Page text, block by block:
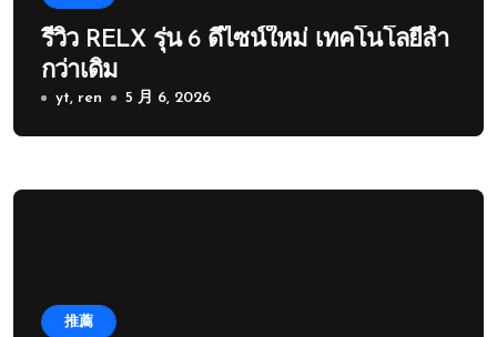
รีวิว RELX รุ่น 6 ดีไซน์ใหม่ เทคโนโลยีล้ำ
กว่าเดิม
yt, ren 5 月 6, 2026
推薦